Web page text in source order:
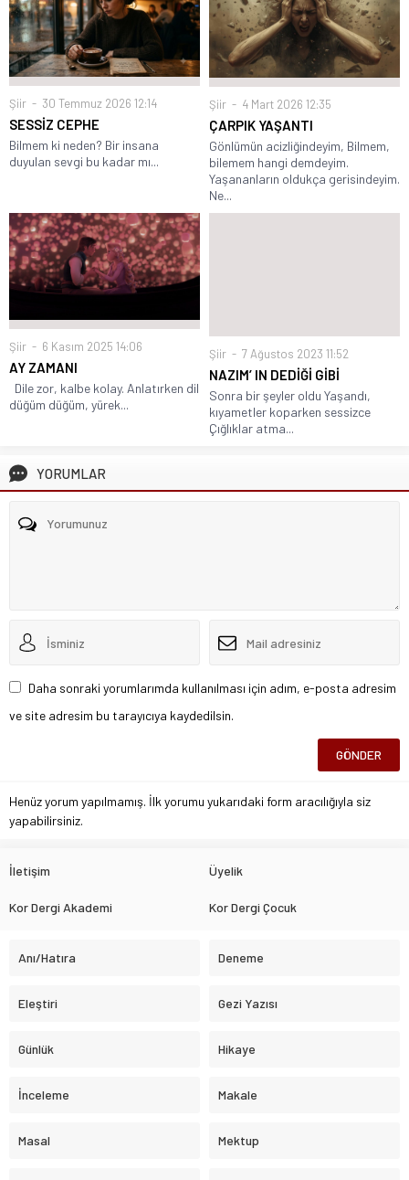
Şiir 30 Temmuz 2026 12:14
SESSİZ CEPHE
Bilmem ki neden? Bir insana
duyulan sevgi bu kadar mı...
Şiir 4 Mart 2026 12:35
ÇARPIK YAŞANTI
Gönlümün acizliğindeyim, Bilmem,
bilemem hangi demdeyim.
Yaşananların oldukça gerisindeyim.
Ne...
Şiir 6 Kasım 2025 14:06
AY ZAMANI
Dile zor, kalbe kolay. Anlatırken dil
düğüm düğüm, yürek...
Şiir 7 Ağustos 2023 11:52
NAZIM’ IN DEDİĞİ GİBİ
Sonra bir şeyler oldu Yaşandı,
kıyametler koparken sessizce
Çığlıklar atma...
YORUMLAR
Daha sonraki yorumlarımda kullanılması için adım, e-posta adresim
ve site adresim bu tarayıcıya kaydedilsin.
Henüz yorum yapılmamış. İlk yorumu yukarıdaki form aracılığıyla siz
yapabilirsiniz.
İletişim Üyelik
Kor Dergi Akademi Kor Dergi Çocuk
Anı/Hatıra Deneme
Eleştiri Gezi Yazısı
Günlük Hikaye
İnceleme Makale
Masal Mektup